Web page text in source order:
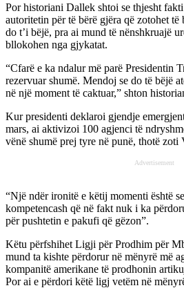
Por historiani Dallek shtoi se thjesht
autoritetin për të bërë gjëra që zotohet
do t’i bëjë, pra ai mund të nënshkruajë
bllokohen nga gjykatat.
“Cfarë e ka ndalur më parë Presidentin
rezervuar shumë. Mendoj se do të bëjë
në një moment të caktuar,” shton
Kur presidenti deklaroi gjendje
mars, ai aktivizoi 100 agjenci të
vënë shumë prej tyre në punë, thotë zoti
Advertisement
“Një ndër ironitë e këtij momenti është
kompetencash që në fakt nuk i ka
për pushtetin e pakufi që gëzon”.
Këtu përfshihet Ligji për Prodhim për
mund ta kishte përdorur në mënyrë më
kompanitë amerikane të prodhonin
Por ai e përdori këtë ligj vetëm në